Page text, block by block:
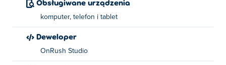
strzelać.
Kto stworzył Shipo.io?
Shipo.io jest tworzone przez Onrush Studio. Graj w inne
Obsługiwane urządzenia
komputer, telefon i tablet
Deweloper
OnRush Studio